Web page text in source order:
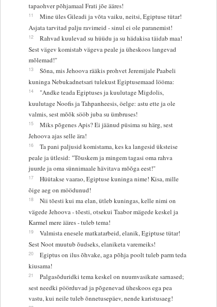
tapaohver põhjamaal Frati jõe ääres!
11
Mine üles Gileadi ja võta vaiku, neitsi, Egiptuse tütar!
Asjata tarvitad palju ravimeid - sinul ei ole paranemist!
12
Rahvad kuulevad su hüüdu ja su hädakisa täidab maa!
Sest vägev komistab vägeva peale ja üheskoos langevad
mõlemad!"
13
Sõna, mis Jehoova rääkis prohvet Jeremijale Paabeli
kuninga Nebukadnetsari tulekust Egiptusemaad lööma:
14
"Andke teada Egiptuses ja kuulutage Migdolis,
kuulutage Noofis ja Tahpanheesis, öelge: astu ette ja ole
valmis, sest mõõk sööb juba su ümbruses!
15
Miks põgenes Apis? Ei jäänud püsima su härg, sest
Jehoova ajas selle ära!
16
Ta pani paljusid komistama, kes ka langesid üksteise
peale ja ütlesid: "Tõuskem ja mingem tagasi oma rahva
juurde ja oma sünnimaale hävitava mõõga eest!"
17
Hüütakse vaarao, Egiptuse kuninga nime! Kisa, mille
õige aeg on möödunud!
18
Nii tõesti kui ma elan, ütleb kuningas, kelle nimi on
vägede Jehoova - tõesti, otsekui Taabor mägede keskel ja
Karmel mere ääres - tuleb tema!
19
Valmista enesele matkatarbeid, elanik, Egiptuse tütar!
Sest Noot muutub õudseks, elaniketa varemeiks!
20
Egiptus on ilus õhvake, aga põhja poolt tuleb parm teda
kiusama!
21
Palgasõduridki tema keskel on nuumvasikate sarnased;
sest needki pöörduvad ja põgenevad üheskoos ega pea
vastu, kui neile tuleb õnnetusepäev, nende karistusaeg!